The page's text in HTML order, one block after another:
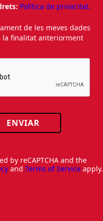
Política de privacitat.
de les meves dades
la finalitat anteriorment
ENVIAR
by reCAPTCHA and the
and Terms of Service apply.